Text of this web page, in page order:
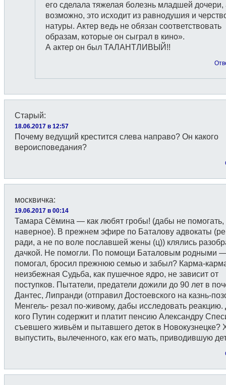
его сделала тяжелая болезнь младшей дочери,
возможно, это исходит из равнодушия и
натуры. Актер ведь не обязан соответствовать
образам, которые он сыграл в кино».
А актер он был ТАЛАНТЛИВЫЙ!!
Старый:
18.06.2017 в 12:57
Почему ведущий крестится слева направо? Он какого
вероисповедания?
москвичка:
19.06.2017 в 00:14
Тамара Сёмина — как любят гробы! (дабы не помогать,
наверное). В прежнем эфире по Баталову адвокаты
ради, а не по воле пославшей жены (ц)) клялись
дачкой. Не помогли. По помощи Баталовым родными
помогал, бросил прежнюю семью и забыл? Карма-
неизбежная Судьба, как пушечное ядро, не зависит от
поступков. Пытатели, предатели дожили до 90 лет в
Дантес, Липранди (отправил Достоевского на казнь-
Менгель- резал по-живому, дабы исследовать реакцию.
кого Путин содержит и платит пенсию Александру
съевшего живьём и пытавшего деток в Новокузнецке?
выпустить, вылеченного, как его мать, приводившую